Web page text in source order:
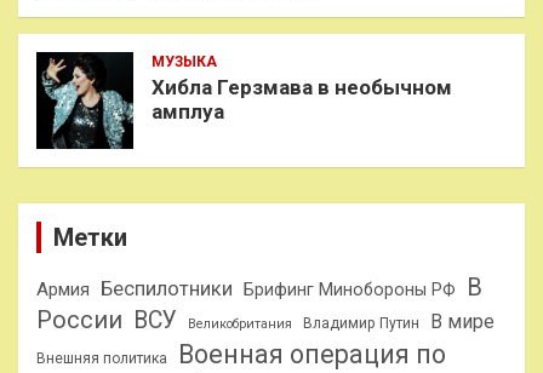
МУЗЫКА
Хибла Герзмава в необычном
амплуа
Метки
Армия Беспилотники Брифинг Минобороны РФ
В
России ВСУ Великобритания Владимир Путин В мире
Внешняя политика
Военная операция по